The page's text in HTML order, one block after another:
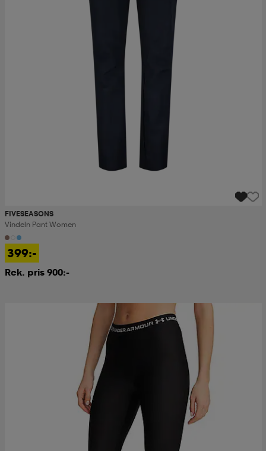
FIVESEASONS
Vindeln Pant Women
399:-
Rek. pris 900:-